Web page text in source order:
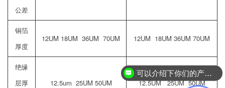
公差
铜箔
厚度
12UM 18UM 36UM 70UM 12UM 18UM 36UM 70UM
绝缘
层厚
12.5um 25UM 50UM 12.5UM 25UM 50UM
可以介绍下你们的产品么？